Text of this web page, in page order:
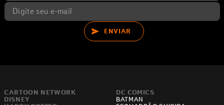
ENVIAR
CARTOON NETWORK
DISNEY
DC COMICS
BATMAN